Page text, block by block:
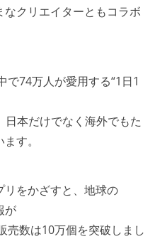
クリエイターともコラボ
74万人が愛用する“1日1
日本だけでなく海外でもた
す。
リをかざすと、地球の
が
売数は10万個を突破しまし